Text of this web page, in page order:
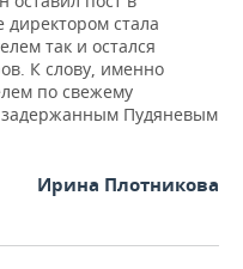
директором стала
так и остался
К слову, именно
по свежему
Пудяневым
Ирина Плотникова